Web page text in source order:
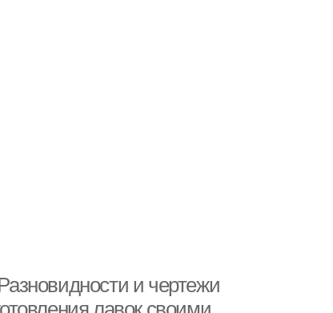
и чертежи